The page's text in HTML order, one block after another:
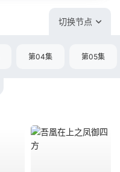
切换节点
第04集 第05集